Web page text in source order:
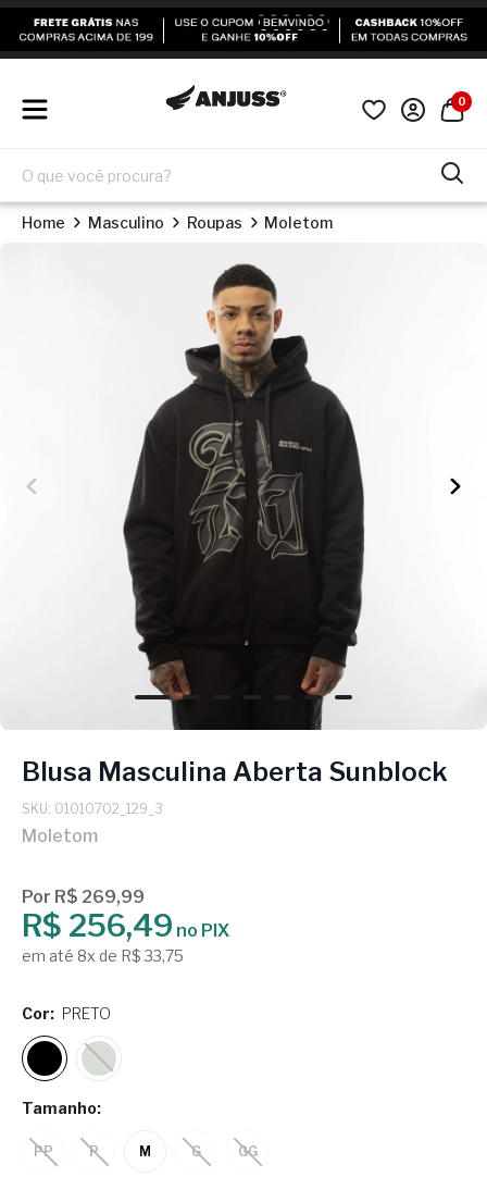
0
Home Masculino Roupas Moletom
Blusa Masculina Aberta Sunblock
SKU: 01010702_129_3
Moletom
Por R$ 269,99
R$ 256,49 no PIX
em até 8x de R$ 33,75
Tamanho:
PP P M G GG
Cor: PRETO